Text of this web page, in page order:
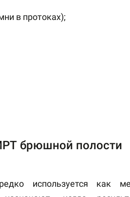
в протоках);
брюшной полости
используется как